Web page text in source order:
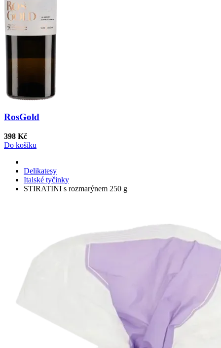
RosGold
398 Kč
Do košíku
Delikatesy
Italské tyčinky
STIRATINI s rozmarýnem 250 g